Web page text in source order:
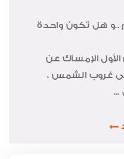
..و هل تكون واحدة
الإمساك عن
غروب الشمس ،
...